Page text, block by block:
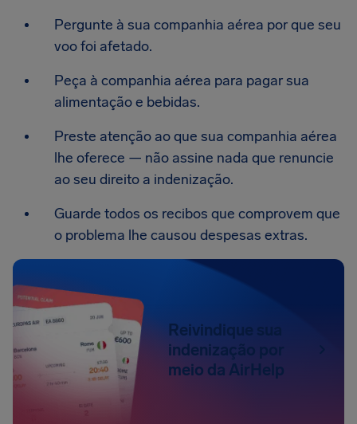
Pergunte à sua companhia aérea por que seu
voo foi afetado.
Peça à companhia aérea para pagar sua
alimentação e bebidas.
Preste atenção ao que sua companhia aérea
lhe oferece — não assine nada que renuncie
ao seu direito a indenização.
Guarde todos os recibos que comprovem que
o problema lhe causou despesas extras.
Reivindique sua
indenização por
meio da AirHelp